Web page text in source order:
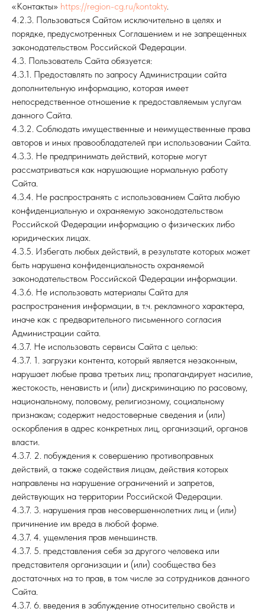
«Контакты» https://region-cg.ru/kontakty.
4.2.3. Пользоваться Сайтом исключительно в целях и
порядке, предусмотренных Соглашением и не запрещенных
законодательством Российской Федерации.
4.3. Пользователь Сайта обязуется:
4.3.1. Предоставлять по запросу Администрации сайта
дополнительную информацию, которая имеет
непосредственное отношение к предоставляемым услугам
данного Сайта.
4.3.2. Соблюдать имущественные и неимущественные права
авторов и иных правообладателей при использовании Сайта.
4.3.3. Не предпринимать действий, которые могут
рассматриваться как нарушающие нормальную работу
Сайта.
4.3.4. Не распространять с использованием Сайта любую
конфиденциальную и охраняемую законодательством
Российской Федерации информацию о физических либо
юридических лицах.
4.3.5. Избегать любых действий, в результате которых может
быть нарушена конфиденциальность охраняемой
законодательством Российской Федерации информации.
4.3.6. Не использовать материалы Сайта для
распространения информации, в т.ч. рекламного характера,
иначе как с предварительного письменного согласия
Администрации сайта.
4.3.7. Не использовать сервисы Сайта с целью:
4.3.7. 1. загрузки контента, который является незаконным,
нарушает любые права третьих лиц; пропагандирует насилие,
жестокость, ненависть и (или) дискриминацию по расовому,
национальному, половому, религиозному, социальному
признакам; содержит недостоверные сведения и (или)
оскорбления в адрес конкретных лиц, организаций, органов
власти.
4.3.7. 2. побуждения к совершению противоправных
действий, а также содействия лицам, действия которых
направлены на нарушение ограничений и запретов,
действующих на территории Российской Федерации.
4.3.7. 3. нарушения прав несовершеннолетних лиц и (или)
причинение им вреда в любой форме.
4.3.7. 4. ущемления прав меньшинств.
4.3.7. 5. представления себя за другого человека или
представителя организации и (или) сообщества без
достаточных на то прав, в том числе за сотрудников данного
Сайта.
4.3.7. 6. введения в заблуждение относительно свойств и